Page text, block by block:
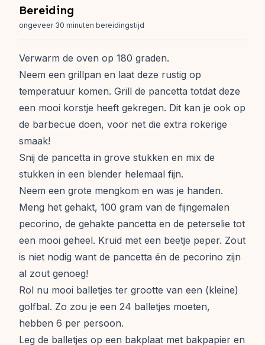
Bereiding
ongeveer 30 minuten bereidingstijd
Verwarm de oven op 180 graden.
Neem een grillpan en laat deze rustig op
temperatuur komen. Grill de pancetta totdat deze
een mooi korstje heeft gekregen. Dit kan je ook op
de barbecue doen, voor net die extra rokerige
smaak!
Snij de pancetta in grove stukken en mix de
stukken in een blender helemaal fijn.
Neem een grote mengkom en was je handen.
Meng het gehakt, 100 gram van de fijngemalen
pecorino, de gehakte pancetta en de peterselie tot
een mooi geheel. Kruid met een beetje peper. Zout
is niet nodig want de pancetta én de pecorino zijn
al zout genoeg!
Rol nu mooi balletjes ter grootte van een (kleine)
golfbal. Zo zou je een 24 balletjes moeten,
hebben 6 per persoon.
Leg de balletjes op een bakplaat met bakpapier en